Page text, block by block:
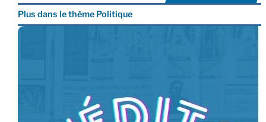
Plus dans le thème Politique